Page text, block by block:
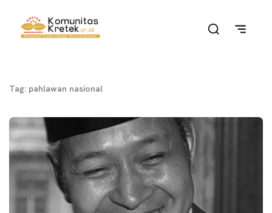
Tag: pahlawan nasional